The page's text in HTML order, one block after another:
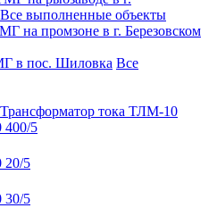
Все выполненные объекты
на промзоне в г. Березовском
в пос. Шиловка Все
Трансформатор тока ТЛМ-10
400/5
20/5
30/5